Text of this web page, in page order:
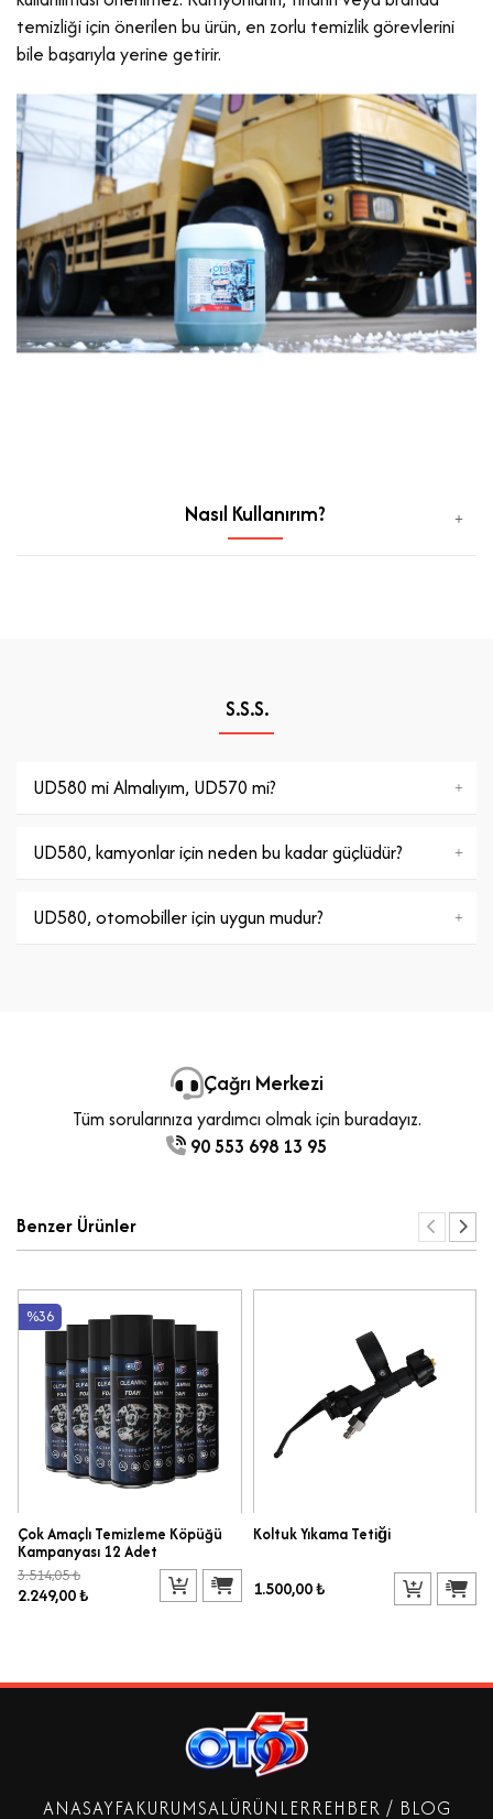
temizliği için önerilen bu ürün, en zorlu temizlik görevlerini
bile başarıyla yerine getirir.
Nasıl Kullanırım?
S.S.S.
UD580 mi Almalıyım, UD570 mi?
UD580, kamyonlar için neden bu kadar güçlüdür?
UD580, otomobiller için uygun mudur?
Çağrı Merkezi
Tüm sorularınıza yardımcı olmak için buradayız.
90 553 698 13 95
Benzer Ürünler
%36
Çok Amaçlı Temizleme Köpüğü
Kampanyası 12 Adet
3.514,05 ₺
2.249,00 ₺
Koltuk Yıkama Tetiği
1.500,00 ₺
ANASAYFAKURUMSALÜRÜNLERREHBER / BLOG